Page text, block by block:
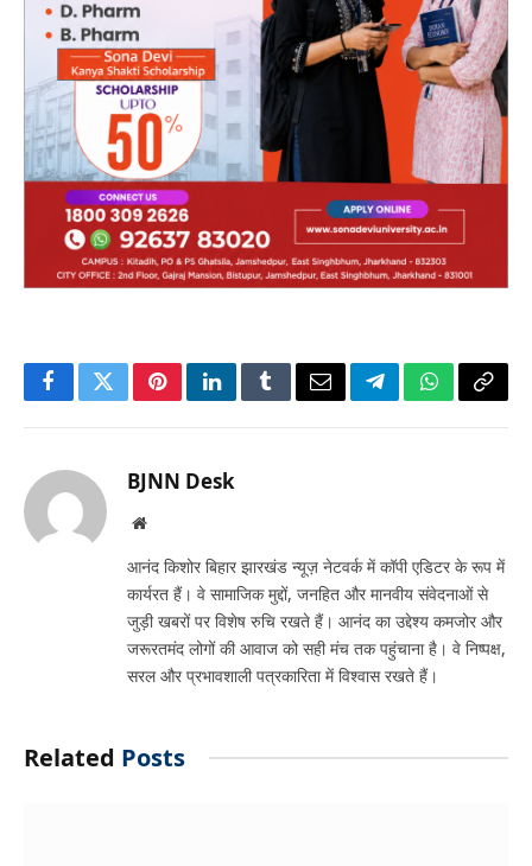
FacebookTwitterPinterestLinkedInTumblrEmailTelegramWhatsApp
Copy
BJNN Desk
Website
आनंद किशोर बिहार झारखंड न्यूज़ नेटवर्क में कॉपी एडिटर के रूप में
कार्यरत हैं। वे सामाजिक मुद्दों, जनहित और मानवीय संवेदनाओं से
जुड़ी खबरों पर विशेष रुचि रखते हैं। आनंद का उद्देश्य कमजोर और
जरूरतमंद लोगों की आवाज को सही मंच तक पहुंचाना है। वे निष्पक्ष,
सरल और प्रभावशाली पत्रकारिता में विश्वास रखते हैं।
Related Posts